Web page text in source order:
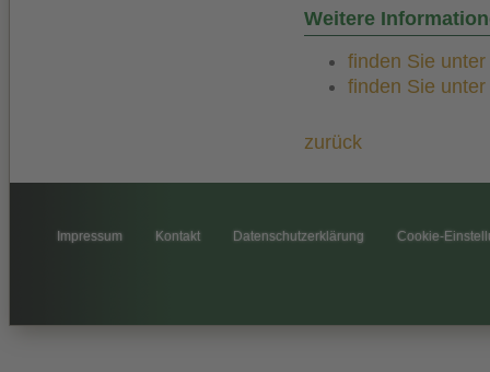
Weitere
finden Sie
finden Sie
zurück
Impressum Kontakt Datenschutzerklärung Cookie-